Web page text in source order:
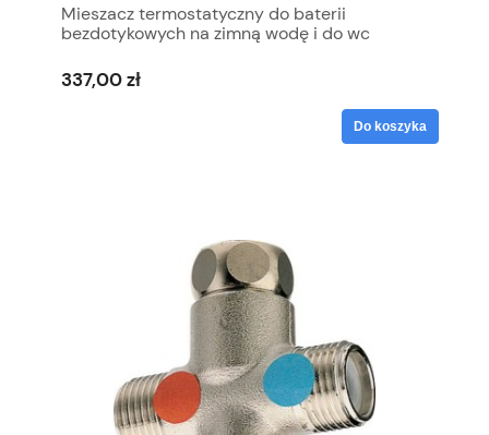
Mieszacz termostatyczny do baterii
bezdotykowych na zimną wodę i do wc
337,00 zł
Do koszyka